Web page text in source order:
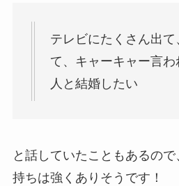
テレビにたくさん出
て、キャーキャー言
人と結婚したい
と話していたこともあるの
持ちは強くありそうです！